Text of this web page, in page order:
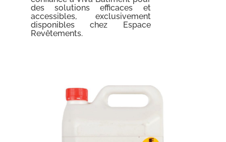
des solutions efficaces et
accessibles, exclusivement
disponibles chez Espace
Revêtements.